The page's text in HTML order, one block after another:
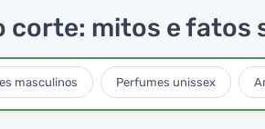
corte: mitos e fatos
masculinos Perfumes unissex